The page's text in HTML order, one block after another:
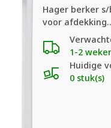
Hager berker
voor
1-2
Huidige
0 stuk(s)